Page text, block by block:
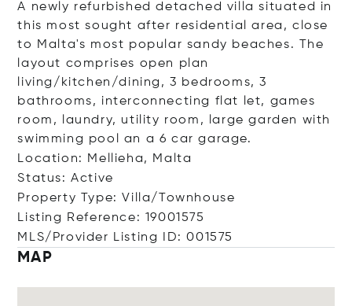
A newly refurbished detached villa situated in
this most sought after residential area, close
to Malta's most popular sandy beaches. The
layout comprises open plan
living/kitchen/dining, 3 bedrooms, 3
bathrooms, interconnecting flat let, games
room, laundry, utility room, large garden with
swimming pool an a 6 car garage.
Location: Mellieha, Malta
Status: Active
Property Type: Villa/Townhouse
Listing Reference: 19001575
MLS/Provider Listing ID: 001575
MAP